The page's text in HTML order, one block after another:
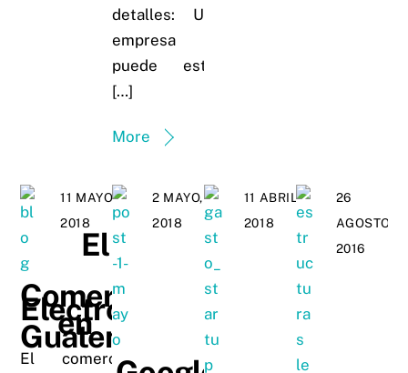
detalles: Una
empresa
puede estar
[…]
More
11 MAYO,
2018
El
Comercio
Electrónico
en
Guatemala
El comercio
2 MAYO,
2018
11 ABRIL,
2018
26
AGOSTO,
2016